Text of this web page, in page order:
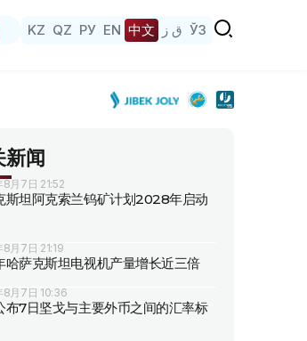
KZ QZ РУ EN 中文 ق ز ЎЗ
新闻
月7日 21:52
斯坦阿克索兰钨矿计划2028年启动
月7日 21:19
哈萨克斯坦电视机产量增长近三倍
8月7日 10:36
布7日坚戈与主要外币之间的汇率标